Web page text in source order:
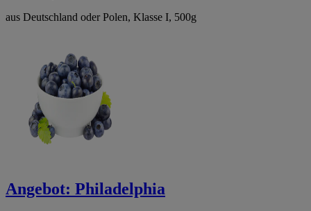
aus Deutschland oder Polen, Klasse I, 500g
Angebot: Philadelphia